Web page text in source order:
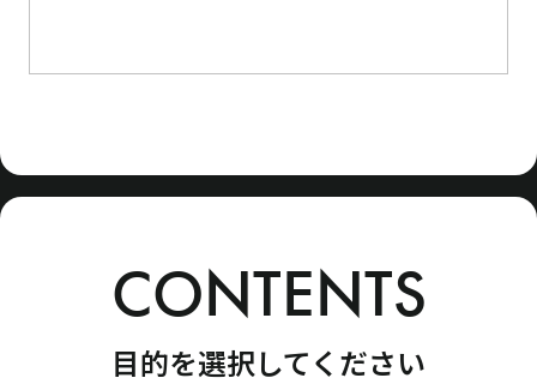
CONTENTS
目的を選択してください